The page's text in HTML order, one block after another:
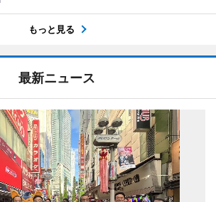
もっと見る
最新ニュース